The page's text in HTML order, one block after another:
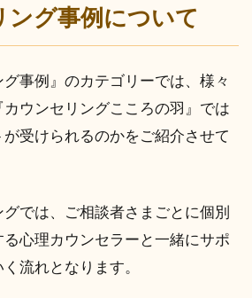
ング事例について
事例』のカテゴリーでは、様々
ウンセリングこころの羽』では
受けられるのかをご紹介させて
では、ご相談者さまごとに個別
心理カウンセラーと一緒にサポ
流れとなります。